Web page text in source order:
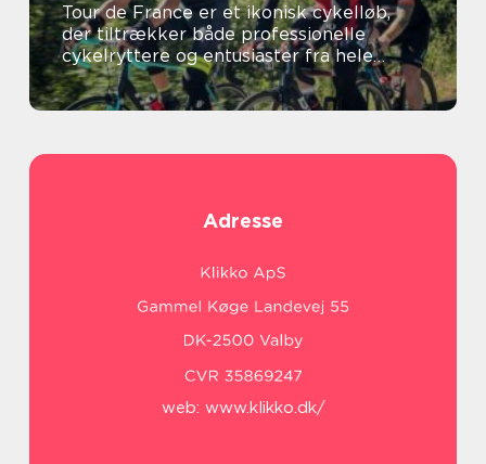
Tour de France er et ikonisk cykelløb,
der tiltrækker både professionelle
cykelryttere og entusiaster fra hele
verden
Adresse
web: www.klikko.dk/